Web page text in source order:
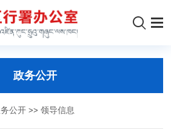
政务公开
公开 >>领导信息